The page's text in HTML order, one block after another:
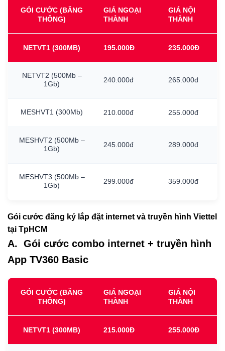
GÓI CƯỚC (BĂNG
THÔNG)
GIÁ NGOẠI
THÀNH
GIÁ NỘI
THÀNH
NETVT1 (300MB) 195.000Đ 235.000Đ
NETVT2 (500Mb –
1Gb)
240.000đ 265.000đ
MESHVT1 (300Mb) 210.000đ 255.000đ
MESHVT2 (500Mb –
1Gb)
245.000đ 289.000đ
MESHVT3 (500Mb –
1Gb)
299.000đ 359.000đ
Gói cước đăng ký lắp đặt internet và truyền hình Viettel
tại TpHCM
A. Gói cước combo internet + truyền hình
App TV360 Basic
GÓI CƯỚC (BĂNG
THÔNG)
GIÁ NGOẠI
THÀNH
GIÁ NỘI
THÀNH
NETVT1 (300MB) 215.000Đ 255.000Đ